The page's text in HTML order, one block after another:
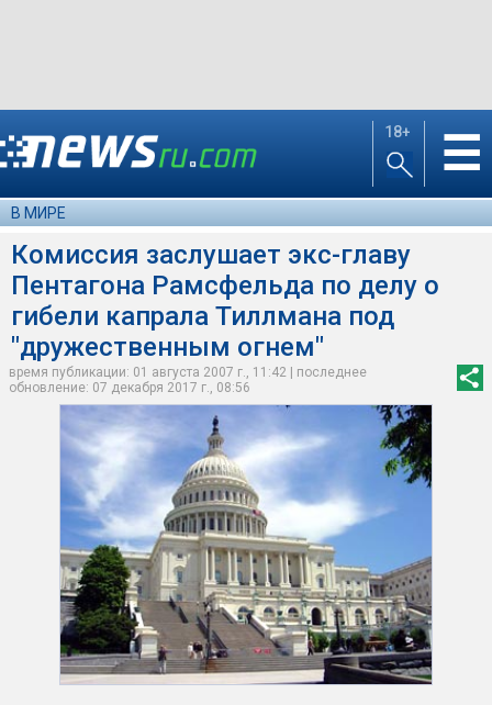
18+ ☰
В МИРЕ
Комиссия заслушает экс-главу
Пентагона Рамсфельда по делу о
гибели капрала Тиллмана под
"дружественным огнем"
время публикации: 01 августа 2007 г., 11:42 | последнее
обновление: 07 декабря 2017 г., 08:56